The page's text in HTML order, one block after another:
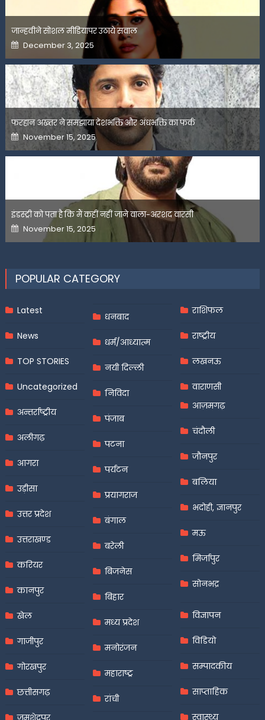
जान्हवीने सोशल मीडियापर उठाये सवाल
Posted
on
December 3, 2025
फरहान अख्तर ने समझाया देशभक्ति और अंधभक्ति का फर्क
Posted
on
November 15, 2025
इंडस्ट्री को पता है कि मैं कहीं नहीं जाने वाला-अरशद वारसी
Posted
on
November 15, 2025
POPULAR CATEGORY
Latest
News
TOP STORIES
Uncategorized
अन्तर्राष्ट्रीय
अलीगढ़
आगरा
उड़ीसा
उत्तर प्रदेश
उत्तराखण्ड
करियर
कानपुर
खेल
गाजीपुर
गोरखपुर
छत्तीसगढ़
जमशेदपुर
धनबाद
धर्म/आध्यात्म
नयी दिल्ली
निविदा
पंजाब
पटना
पर्यटन
प्रयागराज
बंगाल
बरेली
बिजनेस
बिहार
मध्य प्रदेश
मनोरंजन
महाराष्ट्र
रांची
राशिफल
राष्ट्रीय
लखनऊ
वाराणसी
आज़मगढ़
चंदौली
जौनपुर
बलिया
भदोही, ज्ञानपुर
मऊ
मिर्जापुर
सोनभद्र
विज्ञापन
विडियो
सम्पादकीय
साप्ताहिक
स्वास्थ्य